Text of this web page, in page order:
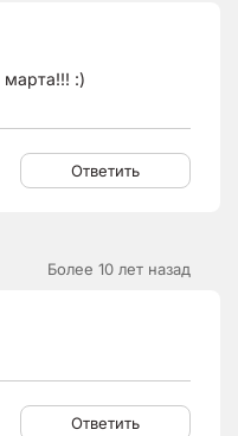
марта!!! :)
Ответить
Более 10 лет назад
Ответить